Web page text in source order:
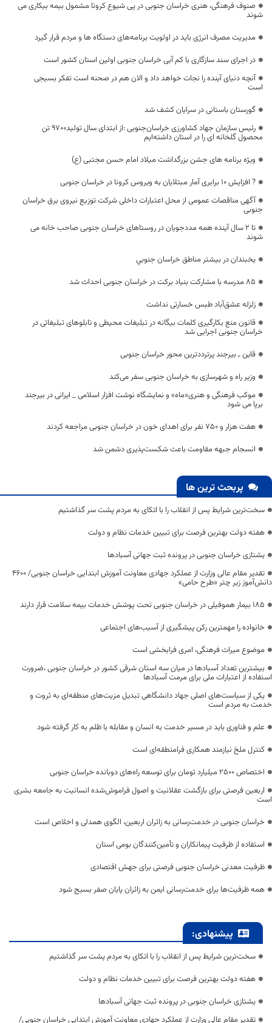
صنوف فرهنگی، هنری خراسان جنوبی در پی شیوع کرونا مشمول بیمه بیکاری می
شوند
مدیریت مصرف انرژی باید در اولویت برنامه‌های دستگاه ها و مردم قرار گیرد
در اجرای سند سازگاری با کم آبی خراسان جنوبی اولین استان کشور است
آنچه دنیای آینده را نجات خواهد داد و الان هم در صحنه است تفکر بسیجی
است
گورستان باستانی در سرایان کشف شد
رئیس سازمان جهاد کشاورزی خراسان‌جنوبی :از ابتدای سال تولید9700 تن
محصول گلخانه ای را در استان داشته‌ایم
ویژه برنامه های جشن بزرگداشت میلاد امام حسن مجتبی (ع)
? افزایش 10 برابری آمار مبتلایان به ویروس کرونا در خراسان جنوبی
آگهی مناقصات عمومی از محل اعتبارات داخلی شرکت توزیع نیروی برق خراسان
جنوبی
تا ۲ سال آینده همه مددجویان در روستاهای خراسان جنوبی صاحب خانه می
شوند
یخبندان در بيشتر مناطق خراسان جنوبي
۸۵ مدرسه با مشارکت بنیاد برکت در خراسان جنوبی احداث شد
زلزله عشق‌آباد طبس خسارتی نداشت
قانون منع بکارگیری کلمات بیگانه در تبلیغات محیطی و تابلوهای تبلیغاتی در
خراسان جنوبی اجرایی شد
قاین ـ بیرجند پرترددترین محور خراسان جنوبی
وزیر راه و شهرسازی به خراسان جنوبی سفر می‌کند
موکب فرهنگی و هنری«ماه» و نمایشگاه نوشت افزار اسلامی _ ایرانی در بیرجند
برپا می شود
هفت هزار و ۷۵۰ نفر برای اهدای خون در خراسان جنوبی مراجعه کردند
انسجام جبهه مقاومت باعث شکست‌پذیری دشمن شد
پربحث ترین ها
سخت‌ترین شرایط پس از انقلاب را با اتکای به مردم پشت سر گذاشتیم
هفته دولت بهترین فرصت برای تبیین خدمات نظام و دولت
یشتازی خراسان جنوبی در پرونده ثبت جهانی آسبادها
تقدیر مقام عالی وزارت از عملکرد جهادی معاونت آموزش ابتدایی خراسان جنوبی/ ۴۶۰۰
دانش‌آموز زیر چتر «طرح حامی»
۱۸۵ بیمار هموفیلی در خراسان جنوبی تحت پوشش خدمات بیمه سلامت قرار دارند
خانواده را مهمترین رکن پیشگیری از آسیب‌های اجتماعی
موضوع میراث فرهنگی، امری فرابخشی است
بیشترین تعداد آسبادها در میان سه استان شرقی کشور در خراسان جنوبی ،ضرورت
استفاده از اعتبارات ملی برای مرمت آسبادها
یکی از سیاست‌های اصلی جهاد دانشگاهی تبدیل مزیت‌های منطقه‌ای به ثروت و
خدمت به مردم است
علم و فناوری باید در مسیر خدمت به انسان و مقابله با ظلم به کار گرفته شود
کنترل ملخ نیازمند همکاری فرامنطقه‌ای است
اختصاص 2500 میلیارد تومان برای توسعه راه‌های دوبانده خراسان جنوبی
اربعین فرصتی برای بازگشت عقلانیت و اصول فراموش‌شده انسانیت به جامعه بشری
است
خراسان جنوبی در خدمت‌رسانی به زائران اربعین، الگوی همدلی و اخلاص است
استفاده از ظرفیت پیمانکاران و تأمین‌کنندگان بومی استان
ظرفیت معدنی خراسان جنوبی فرصتی برای جهش اقتصادی
همه ظرفیت‌ها برای خدمت‌رسانی ایمن به زائران پایان صفر بسیج شود
پیشنهادی:
سخت‌ترین شرایط پس از انقلاب را با اتکای به مردم پشت سر گذاشتیم
هفته دولت بهترین فرصت برای تبیین خدمات نظام و دولت
یشتازی خراسان جنوبی در پرونده ثبت جهانی آسبادها
تقدیر مقام عالی وزارت از عملکرد جهادی معاونت آموزش ابتدایی خراسان جنوبی/